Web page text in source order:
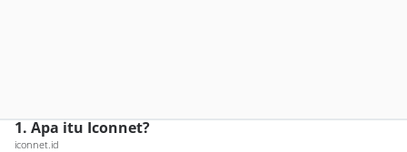
1. Apa itu Iconnet?
iconnet.id